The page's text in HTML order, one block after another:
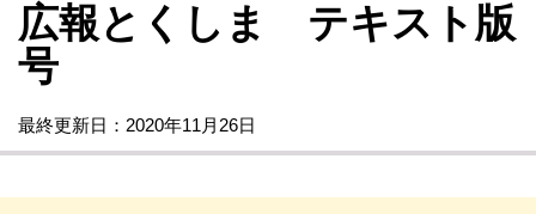
広報とくしま テキスト版
号
最終更新日：2020年11月26日